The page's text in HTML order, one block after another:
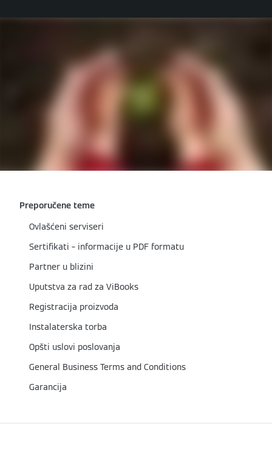
Preporučene teme
Ovlašćeni serviseri
Sertifikati – informacije u PDF formatu
Partner u blizini
Uputstva za rad za ViBooks
Registracija proizvoda
Instalaterska torba
Opšti uslovi poslovanja
General Business Terms and Conditions
Garancija